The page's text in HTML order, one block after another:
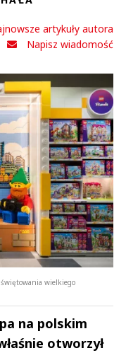
artykuły autora
Napisz wiadomość
wielkiego
na polskim
otworzył